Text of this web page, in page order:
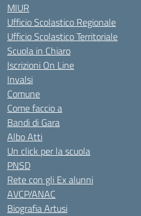
MIUR
Ufficio Scolastico Regionale
Ufficio Scolastico Territoriale
Scuola in Chiaro
Iscrizioni On Line
Invalsi
Comune
Come faccio a
Bandi di Gara
Albo Atti
Un click per la scuola
PNSD
Rete con gli Ex alunni
AVCP/ANAC
Biografia Artusi